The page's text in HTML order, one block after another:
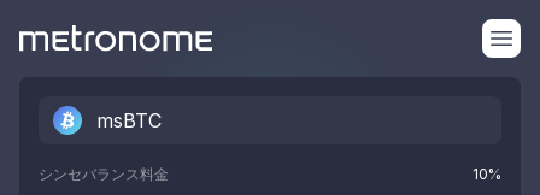
msBTC
シンセバランス料金 10%